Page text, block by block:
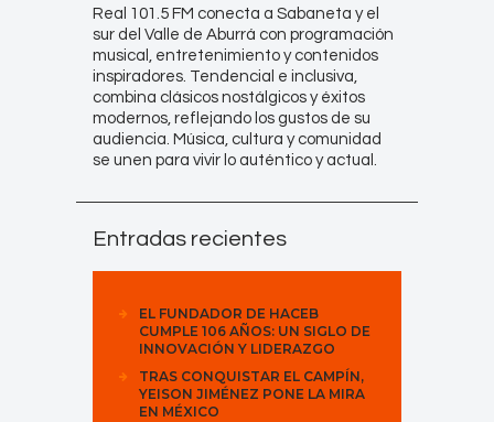
Real 101.5 FM conecta a Sabaneta y el
sur del Valle de Aburrá con programación
musical, entretenimiento y contenidos
inspiradores. Tendencial e inclusiva,
combina clásicos nostálgicos y éxitos
modernos, reflejando los gustos de su
audiencia. Música, cultura y comunidad
se unen para vivir lo auténtico y actual.
Entradas recientes
EL FUNDADOR DE HACEB
CUMPLE 106 AÑOS: UN SIGLO DE
INNOVACIÓN Y LIDERAZGO
TRAS CONQUISTAR EL CAMPÍN,
YEISON JIMÉNEZ PONE LA MIRA
EN MÉXICO